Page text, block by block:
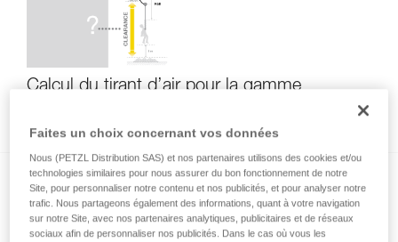
Calcul du tirant d’air pour la gamme
Faites un choix concernant vos données
Nous (PETZL Distribution SAS) et nos partenaires utilisons des cookies et/ou
technologies similaires pour nous assurer du bon fonctionnement de notre
Site, pour personnaliser notre contenu et nos publicités, et pour analyser notre
trafic. Nous partageons également des informations, quant à votre navigation
sur notre Site, avec nos partenaires analytiques, publicitaires et de réseaux
sociaux afin de personnaliser nos publicités. Dans le cas où vous les